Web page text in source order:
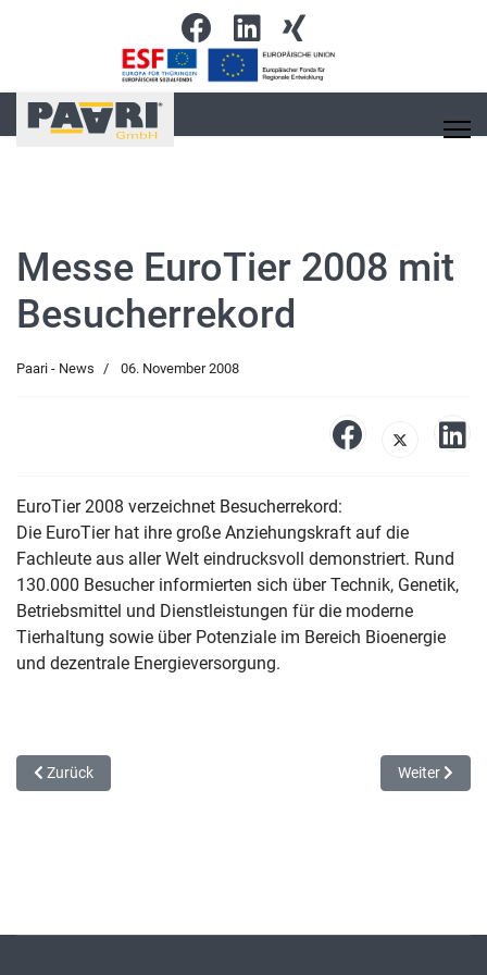
Messe EuroTier 2008 mit
Besucherrekord
Paari - News 06. November 2008
EuroTier 2008 verzeichnet Besucherrekord:
Die EuroTier hat ihre große Anziehungskraft auf die
Fachleute aus aller Welt eindrucksvoll demonstriert. Rund
130.000 Besucher informierten sich über Technik, Genetik,
Betriebsmittel und Dienstleistungen für die moderne
Tierhaltung sowie über Potenziale im Bereich Bioenergie
und dezentrale Energieversorgung.
Vorheriger Beitrag: Sonderangebote und Verlosung
Zurück Nächster
Weiter